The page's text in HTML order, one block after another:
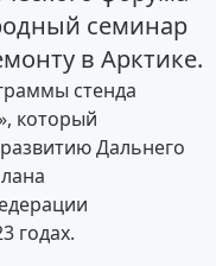
семинар
в Арктике.
стенда
который
Дальнего
годах.